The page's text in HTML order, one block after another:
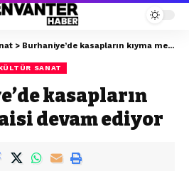
> Burhaniye’de kasapların kıyma mesaisi devam ediyor
SANAT
kasapların
devam ediyor